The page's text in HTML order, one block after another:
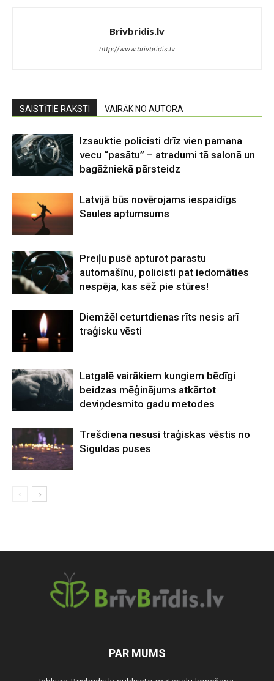
Brivbridis.lv
http://www.brivbridis.lv
SAISTĪTIE RAKSTI VAIRĀK NO AUTORA
Izsauktie policisti drīz vien pamana
vecu “pasātu” – atradumi tā salonā un
bagāžniekā pārsteidz
Latvijā būs novērojams iespaidīgs
Saules aptumsums
Preiļu pusē apturot parastu
automašīnu, policisti pat iedomāties
nespēja, kas sēž pie stūres!
Diemžēl ceturtdienas rīts nesis arī
traģisku vēsti
Latgalē vairākiem kungiem bēdīgi
beidzas mēģinājums atkārtot
deviņdesmito gadu metodes
Trešdiena nesusi traģiskas vēstis no
Siguldas puses
PAR MUMS